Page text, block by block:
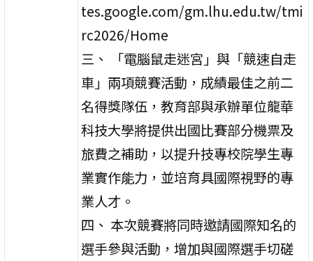
tes.google.com/gm.lhu.edu.tw/tmi
rc2026/Home
三、 「電腦鼠走迷宮」與「競速自走
車」兩項競賽活動，成績最佳之前二
名得獎隊伍，教育部與承辦單位龍華
科技大學將提供出國比賽部分機票及
旅費之補助，以提升技專校院學生專
業實作能力，並培育具國際視野的專
業人才。
四、 本次競賽將同時邀請國際知名的
選手參與活動，增加與國際選手切磋